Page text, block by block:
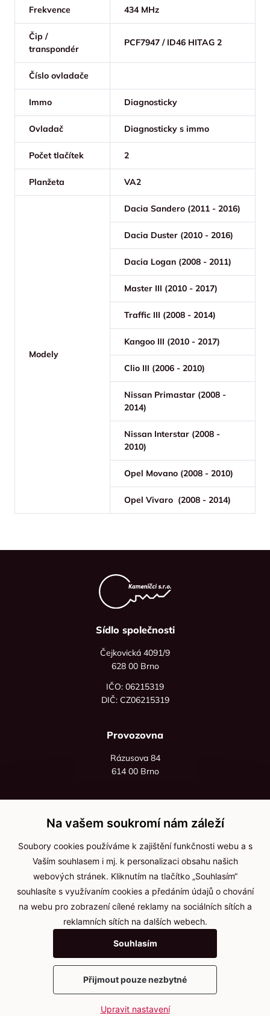
Frekvence 434 MHz
Čip /
transpondér
PCF7947 / ID46 HITAG 2
Číslo ovladače
Immo Diagnosticky
Ovladač Diagnosticky s immo
Počet tlačítek 2
Planžeta VA2
Modely
Dacia Sandero (2011 - 2016)
Dacia Duster (2010 - 2016)
Dacia Logan (2008 - 2011)
Master III (2010 - 2017)
Traffic III (2008 - 2014)
Kangoo III (2010 - 2017)
Clio III (2006 - 2010)
Nissan Primastar (2008 -
2014)
Nissan Interstar (2008 -
2010)
Opel Movano (2008 - 2010)
Opel Vivaro (2008 - 2014)
Sídlo společnosti
Čejkovická 4091/9
628 00 Brno
IČO: 06215319
DIČ: CZ06215319
Provozovna
Rázusova 84
614 00 Brno
+420 736 535 066
Po - pá: 8:00 - 16:00
info@jma-kam.cz
Důležité informace
Ochrana osobních údajů
Cookies
2025 © Kameníčci s.r.o.
VytvořilwebProgress
Na vašem soukromí nám záleží
Soubory cookies používáme k zajištění funkčnosti webu a s
Vaším souhlasem i mj. k personalizaci obsahu našich
webových stránek. Kliknutím na tlačítko „Souhlasím“
souhlasíte s využívaním cookies a předáním údajů o chování
na webu pro zobrazení cílené reklamy na sociálních sítích a
reklamních sítích na dalších webech.
Souhlasím
Přijmout pouze nezbytné
Upravit nastavení